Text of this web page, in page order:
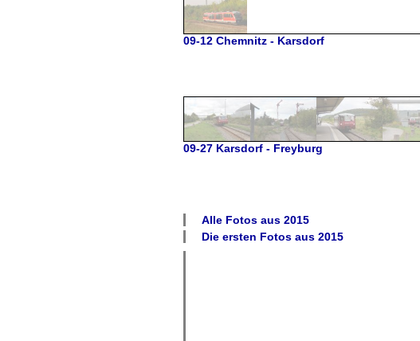
09-12 Chemnitz - Karsdorf
09-27 Karsdorf - Freyburg
Alle Fotos aus 2015
Die ersten Fotos aus 2015